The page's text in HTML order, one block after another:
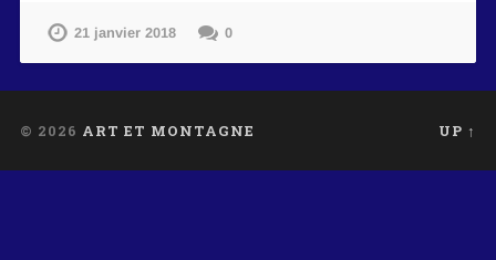
21 janvier 2018 0
© 2026 ART ET MONTAGNE UP ↑